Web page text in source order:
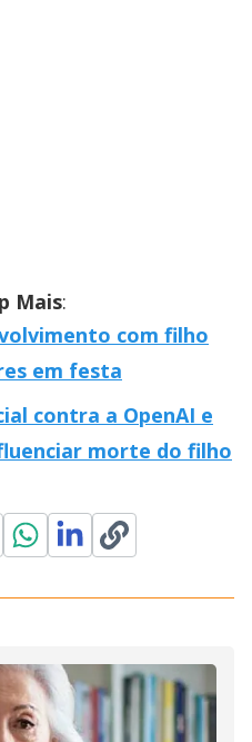
Mais:
com filho
em festa
contra a OpenAI e
morte do filho